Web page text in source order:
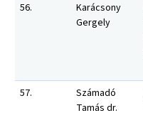
56.
Karácsony
Gergely
57.
Számadó
Tamás dr.